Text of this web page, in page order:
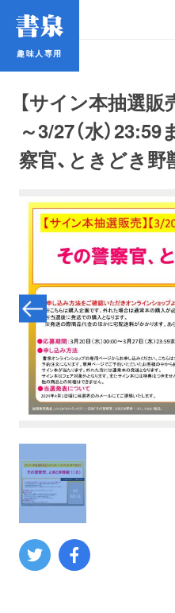
趣味人専用
【サイン本抽選販
～3/27（水）23:59
察官、ときどき野獣
趣味人専用
鉄道・バス
占い
プロレス
数学
コンピューター
ミリタリー
その他